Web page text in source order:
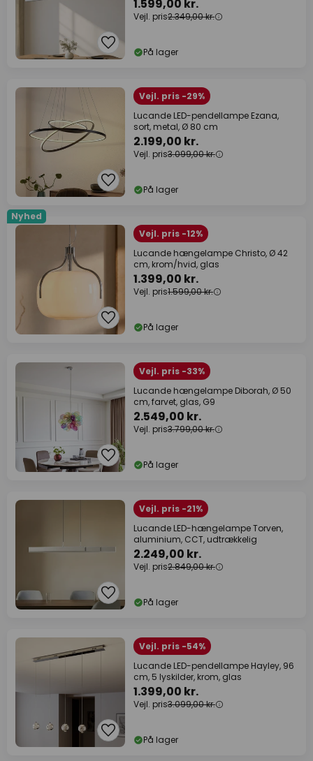
1.599,00 kr.
Vejl. pris2.349,00 kr.
På lager
Vejl. pris -29%
Lucande LED-pendellampe Ezana,
sort, metal, Ø 80 cm
2.199,00 kr.
Vejl. pris3.099,00 kr.
På lager
Nyhed
Vejl. pris -12%
Lucande hængelampe Christo, Ø 42
cm, krom/hvid, glas
1.399,00 kr.
Vejl. pris1.599,00 kr.
På lager
Vejl. pris -33%
Lucande hængelampe Diborah, Ø 50
cm, farvet, glas, G9
2.549,00 kr.
Vejl. pris3.799,00 kr.
På lager
Vejl. pris -21%
Lucande LED-hængelampe Torven,
aluminium, CCT, udtrækkelig
2.249,00 kr.
Vejl. pris2.849,00 kr.
På lager
Vejl. pris -54%
Lucande LED-pendellampe Hayley, 96
cm, 5 lyskilder, krom, glas
1.399,00 kr.
Vejl. pris3.099,00 kr.
På lager